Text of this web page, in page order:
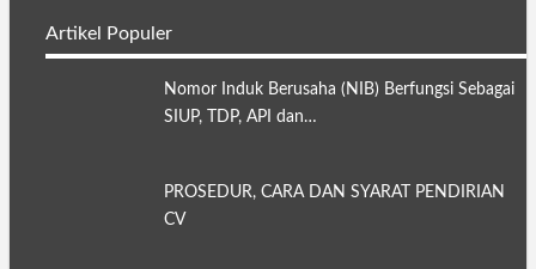
Artikel Populer
Nomor Induk Berusaha (NIB) Berfungsi Sebagai
SIUP, TDP, API dan…
PROSEDUR, CARA DAN SYARAT PENDIRIAN
CV